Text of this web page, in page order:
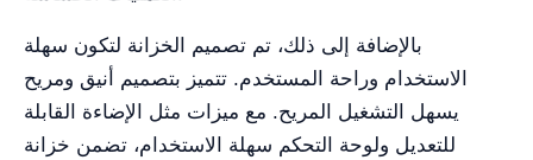
بالإضافة إلى ذلك، تم تصميم الخزانة لتكون سهلة
الاستخدام وراحة المستخدم. تتميز بتصميم أنيق ومريح
يسهل التشغيل المريح. مع ميزات مثل الإضاءة القابلة
للتعديل ولوحة التحكم سهلة الاستخدام، تضمن خزانة